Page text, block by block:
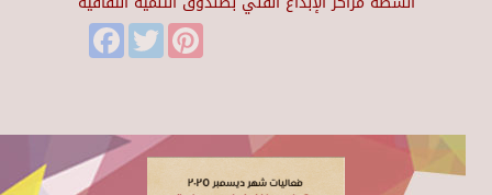
FacebookTwitter